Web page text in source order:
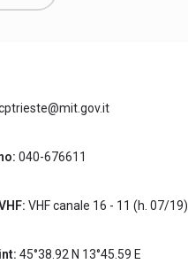
040-676611
VHF canale 16 - 11 (h. 07/19)
45°38.92 N 13°45.59 E